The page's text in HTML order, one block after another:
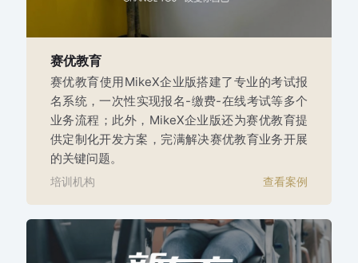
赛优教育
赛优教育使用MikeX企业版搭建了专业的考试报
名系统，一次性实现报名-缴费-在线考试等多个
业务流程；此外，MikeX企业版还为赛优教育提
供定制化开发方案，完满解决赛优教育业务开展
的关键问题。
培训机构 查看案例